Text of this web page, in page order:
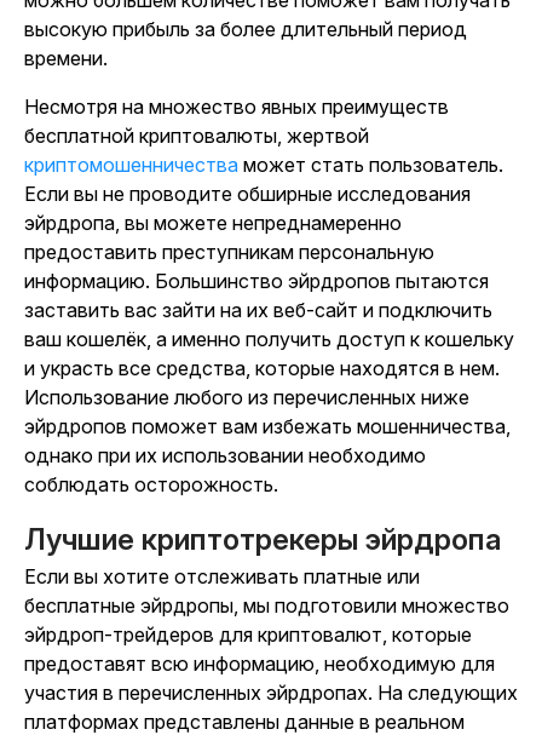
высокую прибыль за более длительный период
времени.
Несмотря на множество явных преимуществ
бесплатной криптовалюты, жертвой
криптомошенничества может стать пользователь.
Если вы не проводите обширные исследования
эйрдропа, вы можете непреднамеренно
предоставить преступникам персональную
информацию. Большинство эйрдропов пытаются
заставить вас зайти на их веб-сайт и подключить
ваш кошелёк, а именно получить доступ к кошельку
и украсть все средства, которые находятся в нем.
Использование любого из перечисленных ниже
эйрдропов поможет вам избежать мошенничества,
однако при их использовании необходимо
соблюдать осторожность.
Лучшие криптотрекеры эйрдропа
Если вы хотите отслеживать платные или
бесплатные эйрдропы, мы подготовили множество
эйрдроп-трейдеров для криптовалют, которые
предоставят всю информацию, необходимую для
участия в перечисленных эйрдропах. На следующих
платформах представлены данные в реальном